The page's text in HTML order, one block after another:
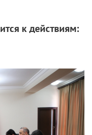
к действиям: